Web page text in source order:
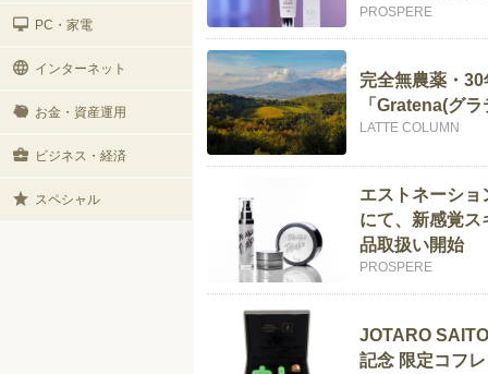
PC・家電
インターネット
お金・資産運用
ビジネス・経済
スペシャル
PROSPERE
完全無農薬・
「Gratena(グ
LATTE COLUMN
エストネーショ
にて、新感覚
品取扱い開始
PROSPERE
JOTARO
記念 限定コフ